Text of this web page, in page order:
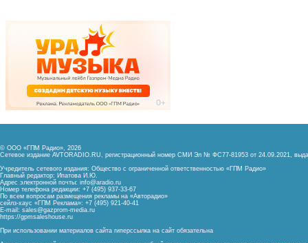
© ООО «ГПМ Радио», 2026
Сетевое издание AVTORADIO.RU, регистрационный номер СМИ Эл № ФС77-81953 от 24.09.2021,
Учредитель сетевого издания: Общество с ограниченной ответственностью «ГПМ Радио»
Главный редактор: Ипатова И.Ю.
Адрес электронной почты: info@aradio.ru
Номер телефона редакции: +7 (495) 937-33-67
По всем вопросам размещения рекламы на «Авторадио»
сейлз-хаус «ГПМ Реклама»: +7 (495) 921-40-41
E-mail: sales@gazprom-media.ru
https://gpmsaleshouse.ru
При использовании материалов сайта гиперссылка на сайт обязательна